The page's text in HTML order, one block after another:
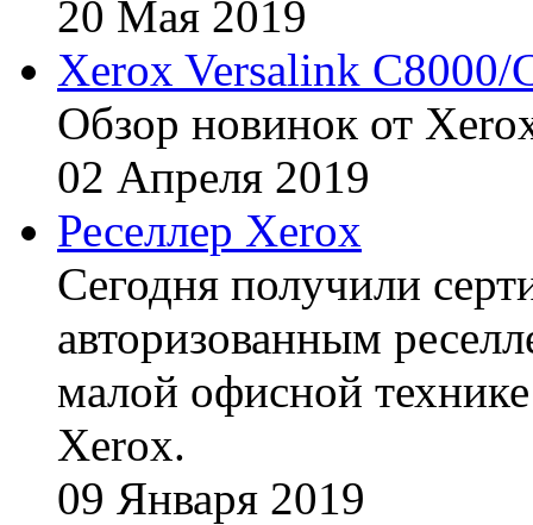
20 Мая 2019
Xerox Versalink C8000/
Обзор новинок от
02 Апреля 2019
Реселлер Xerox
Сегодня получили
авторизованным
малой офисной
Xerox.
09 Января 2019